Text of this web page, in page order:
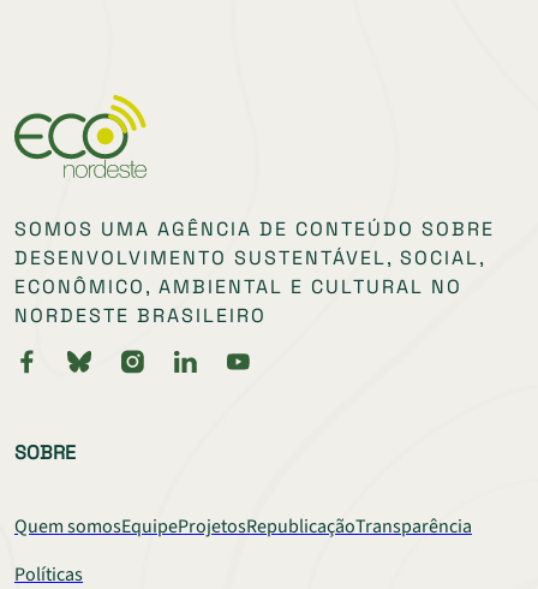
SOMOS UMA AGÊNCIA DE CONTEÚDO SOBRE
DESENVOLVIMENTO SUSTENTÁVEL, SOCIAL,
ECONÔMICO, AMBIENTAL E CULTURAL NO
NORDESTE BRASILEIRO
SOBRE
Quem somosEquipeProjetosRepublicaçãoTransparência
Políticas